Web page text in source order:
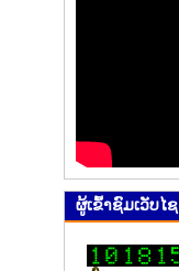
ຜູ້​ເຂົ້າ​ຊົມ​ເວັບ​ໄຊ